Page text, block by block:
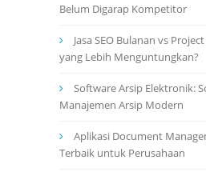
Belum Digarap Kompetitor
Jasa SEO Bulanan vs
yang Lebih Menguntungkan?
Software Arsip Elektronik:
Manajemen Arsip Modern
Aplikasi Document
Terbaik untuk Perusahaan